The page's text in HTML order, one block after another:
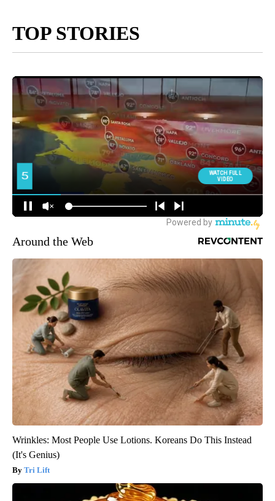
TOP STORIES
Around the Web
Wrinkles: Most People Use Lotions. Koreans Do This Instead
(It's Genius)
Tri Lift